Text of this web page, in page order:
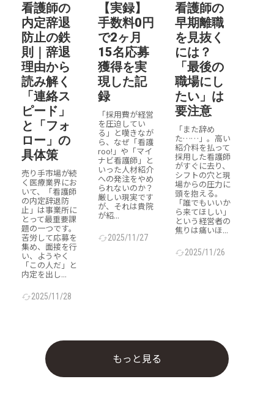
看護師の
内定辞退
防止の鉄
則｜辞退
理由から
読み解く
「連絡ス
ピード」
と「フォ
ロー」の
具体策
売り手市場が続
く医療業界にお
いて、「看護師
の内定辞退防
止」は事業所に
とって最重要課
題の一つです。
苦労して応募を
集め、面接を行
い、ようやく
「この人だ」と
内定を出し...
cached2025/11/28
【実録】
手数料0円
で2ヶ月
15名応募
獲得を実
現した記
録
「採用費が経営
を圧迫してい
る」と嘆きなが
ら、なぜ「看護
roo!」や「マイ
ナビ看護師」と
いった人材紹介
への発注をやめ
られないのか？
厳しい現実です
が、それは貴院
が紹...
cached2025/11/27
看護師の
早期離職
を見抜く
には？
「最後の
職場にし
たい」は
要注意
「また辞め
た……」。高い
紹介料を払って
採用した看護師
がすぐに去り、
シフトの穴と現
場からの圧力に
頭を抱える。
「誰でもいいか
ら来てほしい」
という経営者の
焦りは痛いほ...
cached2025/11/26
もっと見る